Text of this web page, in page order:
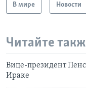
В мире Новости
Читайте
Вице-президент
Ираке